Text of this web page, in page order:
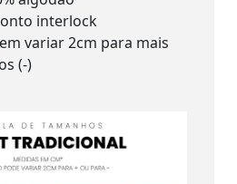
interlock
variar 2cm para mais
(-)